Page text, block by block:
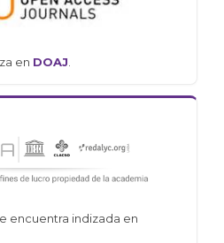
en DOAJ
encuentra indizada en